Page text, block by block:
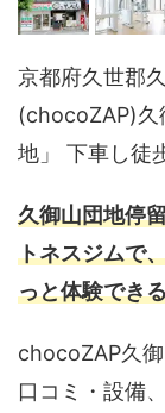
京都府久世郡
(chocoZAP)久
地」 下車し徒
久御山団地停
トネスジムで
っと体験でき
chocoZAP久
口コミ・設備